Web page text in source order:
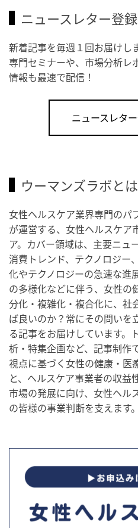
ニュースレター登録
新着記事を毎週１回お届けし
専門セミナーや、市場分析レ
情報も最速で配信！
ニュースレタ
ウーマンズラボと
女性ヘルスケア業界専門のパ
が運営する、女性ヘルスケア
ア。カバー領域は、主要ニュ
消費トレンド、テクノロジー
化やテクノロジーの急速な進
の多様化などに伴う、女性の
分化・複雑化・複合化に、社
ば良いのか？常にその問いを
る記事をお届けしています。
析・特集企画など、記事制作
視点に基づく女性の健康・医
と、ヘルスケア事業者の収益
市場の発展に向け、女性ヘル
の皆様の事業判断を支えます。